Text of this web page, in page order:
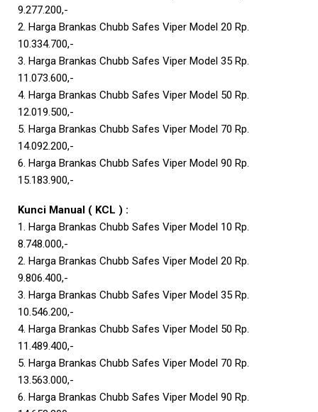
9.277.200,-
2. Harga Brankas Chubb Safes Viper Model 20 Rp.
10.334.700,-
3. Harga Brankas Chubb Safes Viper Model 35 Rp.
11.073.600,-
4. Harga Brankas Chubb Safes Viper Model 50 Rp.
12.019.500,-
5. Harga Brankas Chubb Safes Viper Model 70 Rp.
14.092.200,-
6. Harga Brankas Chubb Safes Viper Model 90 Rp.
15.183.900,-
Kunci Manual ( KCL ) :
1. Harga Brankas Chubb Safes Viper Model 10 Rp.
8.748.000,-
2. Harga Brankas Chubb Safes Viper Model 20 Rp.
9.806.400,-
3. Harga Brankas Chubb Safes Viper Model 35 Rp.
10.546.200,-
4. Harga Brankas Chubb Safes Viper Model 50 Rp.
11.489.400,-
5. Harga Brankas Chubb Safes Viper Model 70 Rp.
13.563.000,-
6. Harga Brankas Chubb Safes Viper Model 90 Rp.